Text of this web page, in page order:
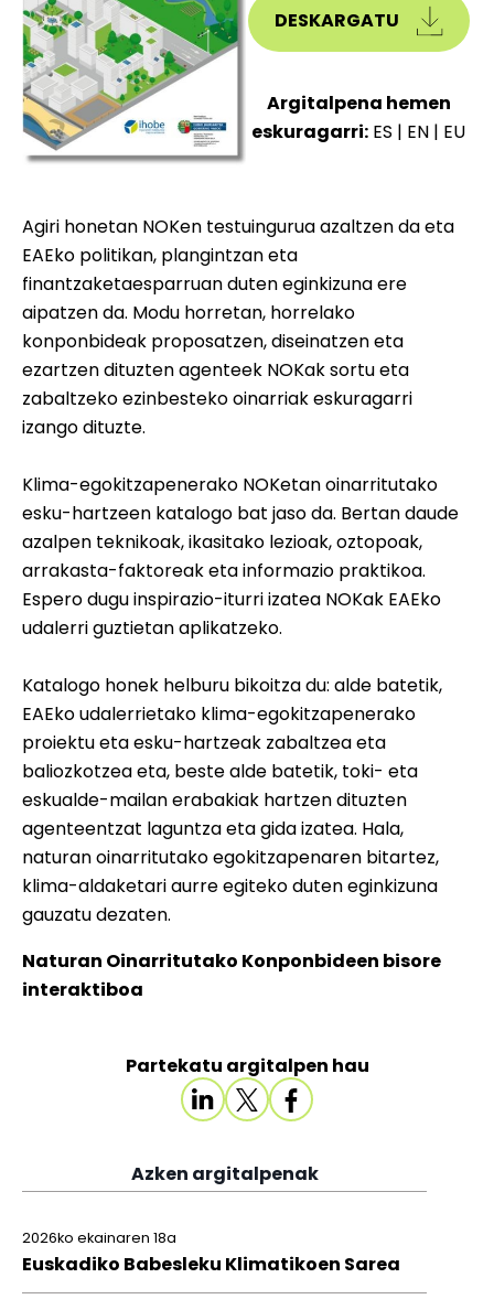
DESKARGATU
Argitalpena hemen
eskuragarri: ES | EN | EU
Agiri honetan NOKen testuingurua azaltzen da eta
EAEko politikan, plangintzan eta
finantzaketaesparruan duten eginkizuna ere
aipatzen da. Modu horretan, horrelako
konponbideak proposatzen, diseinatzen eta
ezartzen dituzten agenteek NOKak sortu eta
zabaltzeko ezinbesteko oinarriak eskuragarri
izango dituzte.
Klima-egokitzapenerako NOKetan oinarritutako
esku-hartzeen katalogo bat jaso da. Bertan daude
azalpen teknikoak, ikasitako lezioak, oztopoak,
arrakasta-faktoreak eta informazio praktikoa.
Espero dugu inspirazio-iturri izatea NOKak EAEko
udalerri guztietan aplikatzeko.
Katalogo honek helburu bikoitza du: alde batetik,
EAEko udalerrietako klima-egokitzapenerako
proiektu eta esku-hartzeak zabaltzea eta
baliozkotzea eta, beste alde batetik, toki- eta
eskualde-mailan erabakiak hartzen dituzten
agenteentzat laguntza eta gida izatea. Hala,
naturan oinarritutako egokitzapenaren bitartez,
klima-aldaketari aurre egiteko duten eginkizuna
gauzatu dezaten.
Naturan Oinarritutako Konponbideen bisore
interaktiboa
Partekatu argitalpen hau
Azken argitalpenak
2026ko ekainaren 18a
Euskadiko Babesleku Klimatikoen Sarea